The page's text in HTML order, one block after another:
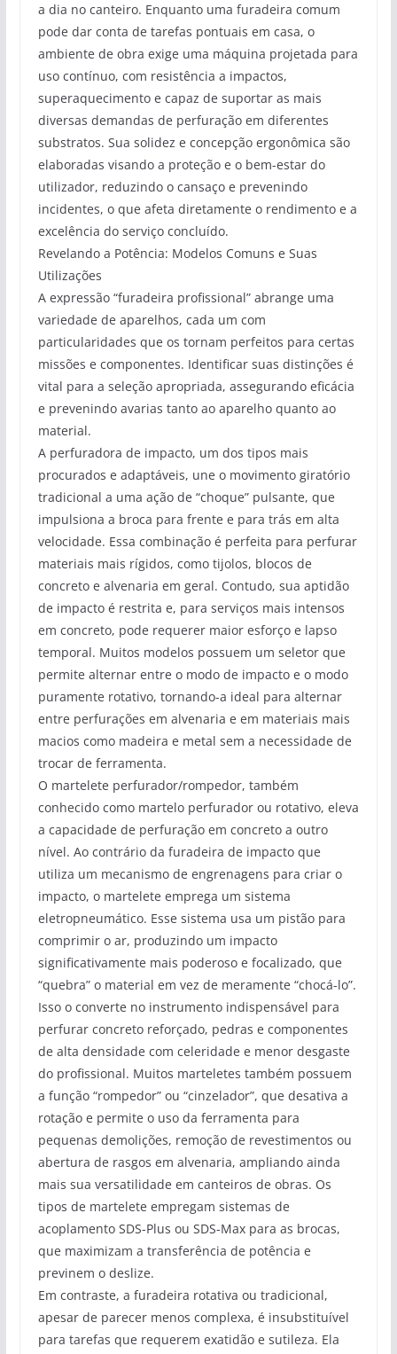
a dia no canteiro. Enquanto uma furadeira comum
pode dar conta de tarefas pontuais em casa, o
ambiente de obra exige uma máquina projetada para
uso contínuo, com resistência a impactos,
superaquecimento e capaz de suportar as mais
diversas demandas de perfuração em diferentes
substratos. Sua solidez e concepção ergonômica são
elaboradas visando a proteção e o bem-estar do
utilizador, reduzindo o cansaço e prevenindo
incidentes, o que afeta diretamente o rendimento e a
excelência do serviço concluído.
Revelando a Potência: Modelos Comuns e Suas
Utilizações
A expressão “furadeira profissional” abrange uma
variedade de aparelhos, cada um com
particularidades que os tornam perfeitos para certas
missões e componentes. Identificar suas distinções é
vital para a seleção apropriada, assegurando eficácia
e prevenindo avarias tanto ao aparelho quanto ao
material.
A perfuradora de impacto, um dos tipos mais
procurados e adaptáveis, une o movimento giratório
tradicional a uma ação de “choque” pulsante, que
impulsiona a broca para frente e para trás em alta
velocidade. Essa combinação é perfeita para perfurar
materiais mais rígidos, como tijolos, blocos de
concreto e alvenaria em geral. Contudo, sua aptidão
de impacto é restrita e, para serviços mais intensos
em concreto, pode requerer maior esforço e lapso
temporal. Muitos modelos possuem um seletor que
permite alternar entre o modo de impacto e o modo
puramente rotativo, tornando-a ideal para alternar
entre perfurações em alvenaria e em materiais mais
macios como madeira e metal sem a necessidade de
trocar de ferramenta.
O martelete perfurador/rompedor, também
conhecido como martelo perfurador ou rotativo, eleva
a capacidade de perfuração em concreto a outro
nível. Ao contrário da furadeira de impacto que
utiliza um mecanismo de engrenagens para criar o
impacto, o martelete emprega um sistema
eletropneumático. Esse sistema usa um pistão para
comprimir o ar, produzindo um impacto
significativamente mais poderoso e focalizado, que
“quebra” o material em vez de meramente “chocá-lo”.
Isso o converte no instrumento indispensável para
perfurar concreto reforçado, pedras e componentes
de alta densidade com celeridade e menor desgaste
do profissional. Muitos marteletes também possuem
a função “rompedor” ou “cinzelador”, que desativa a
rotação e permite o uso da ferramenta para
pequenas demolições, remoção de revestimentos ou
abertura de rasgos em alvenaria, ampliando ainda
mais sua versatilidade em canteiros de obras. Os
tipos de martelete empregam sistemas de
acoplamento SDS-Plus ou SDS-Max para as brocas,
que maximizam a transferência de potência e
previnem o deslize.
Em contraste, a furadeira rotativa ou tradicional,
apesar de parecer menos complexa, é insubstituível
para tarefas que requerem exatidão e sutileza. Ela